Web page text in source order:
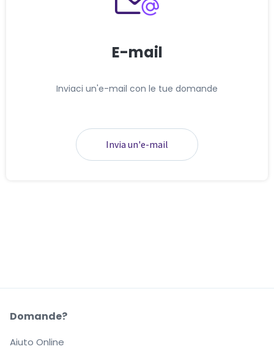
E-mail
Inviaci un'e-mail con le tue domande
Invia un'e-mail
Domande?
Aiuto Online